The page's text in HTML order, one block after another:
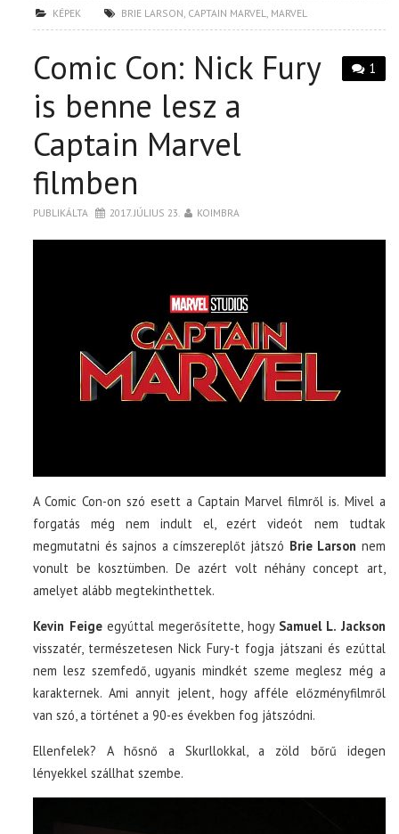
KÉPEK BRIE LARSON CAPTAIN MARVEL MARVEL
1
Comic Con: Nick Fury
is benne lesz a
Captain Marvel
filmben
PUBLIKÁLTA 2017. JÚLIUS 23. KOIMBRA
A Comic Con-on szó esett a Captain Marvel filmről is. Mivel a
forgatás még nem indult el, ezért videót nem tudtak
megmutatni és sajnos a címszereplőt játszó Brie Larson nem
vonult be kosztümben. De azért volt néhány concept art,
amelyet alább megtekinthettek.
Kevin Feigeegyúttal megerősítette, hogy Samuel L. Jackson
visszatér, természetesen Nick Fury-t fogja játszani és ezúttal
nem lesz szemfedő, ugyanis mindkét szeme meglesz még a
karakternek. Ami annyit jelent, hogy afféle előzményfilmről
van szó, a történet a 90-es években fog játszódni.
Ellenfelek? A hősnő a Skurllokkal, a zöld bőrű idegen
lényekkel szállhat szembe.